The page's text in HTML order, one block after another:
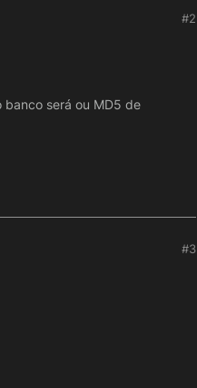
#2
banco será ou MD5 de
#3